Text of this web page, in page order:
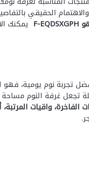
الحقيقي
F-EQDSXGPH يمكنك
تجربة نوم يومية،
تجعل غرفة النوم
الفاخرة، واقيات